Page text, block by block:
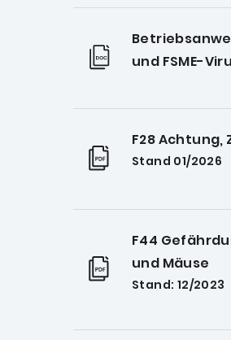
und FSME-
F28 Achtung,
Stand 01/2026
F44
und Mäuse
Stand: 12/2023